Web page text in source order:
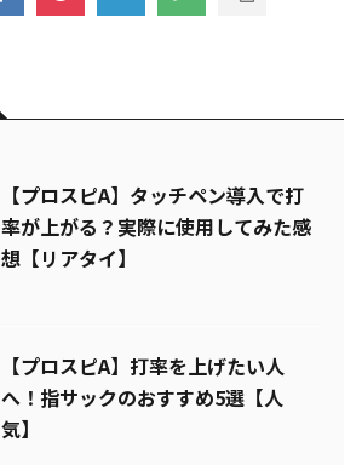
【プロスピA】タッチペン導入で打
率が上がる？実際に使用してみた感
想【リアタイ】
【プロスピA】打率を上げたい人
へ！指サックのおすすめ5選【人
気】